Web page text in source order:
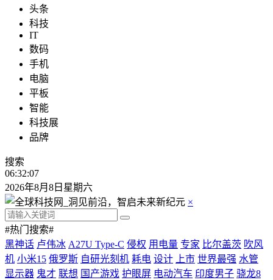
头条
科技
IT
数码
手机
电脑
平板
智能
科技展
品牌
搜索
06:32:08
2026年8月8日星期六
×
#热门搜索#
黑神话 卢伟冰 A27U Type-C 侵权 用电量 专家 比尔盖茨 吹风
机 小米15 俄罗斯 自研光刻机 耗电 设计 上市 世界最强 水管
显示器 鬼才 联想 国产游戏 护眼屏 电动汽车 印度男子 骁龙8